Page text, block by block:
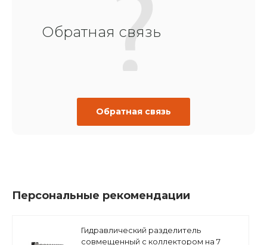
Обратная связь
Обратная связь
Персональные рекомендации
Гидравлический разделитель
совмещенный с коллектором на 7